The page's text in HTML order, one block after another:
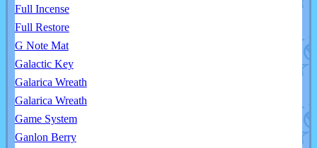
Full Incense
Full Restore
G Note Mat
Galactic Key
Galarica Wreath
Galarica Wreath
Game System
Ganlon Berry